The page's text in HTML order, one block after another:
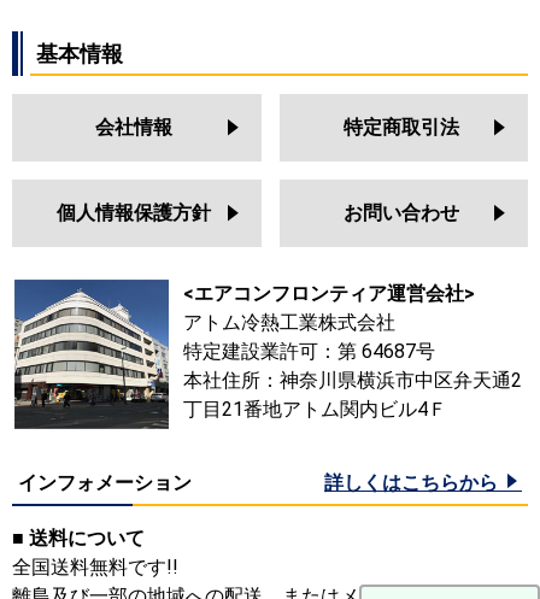
基本情報
会社情報 特定商取引法
個人情報保護方針 お問い合わせ
<エアコンフロンティア運営会社>
アトム冷熱工業株式会社
特定建設業許可：第 64687号
本社住所：神奈川県横浜市中区弁天通2
丁目21番地アトム関内ビル4Ｆ
インフォメーション 詳しくはこちらから
■ 送料について
全国送料無料です!!